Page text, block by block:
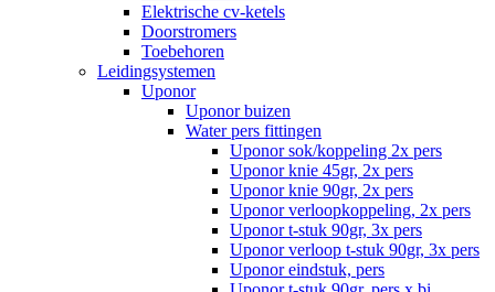
Elektrische cv-ketels
Doorstromers
Toebehoren
Leidingsystemen
Uponor
Uponor buizen
Water pers fittingen
Uponor sok/koppeling 2x pers
Uponor knie 45gr, 2x pers
Uponor knie 90gr, 2x pers
Uponor verloopkoppeling, 2x pers
Uponor t-stuk 90gr, 3x pers
Uponor verloop t-stuk 90gr, 3x pers
Uponor eindstuk, pers